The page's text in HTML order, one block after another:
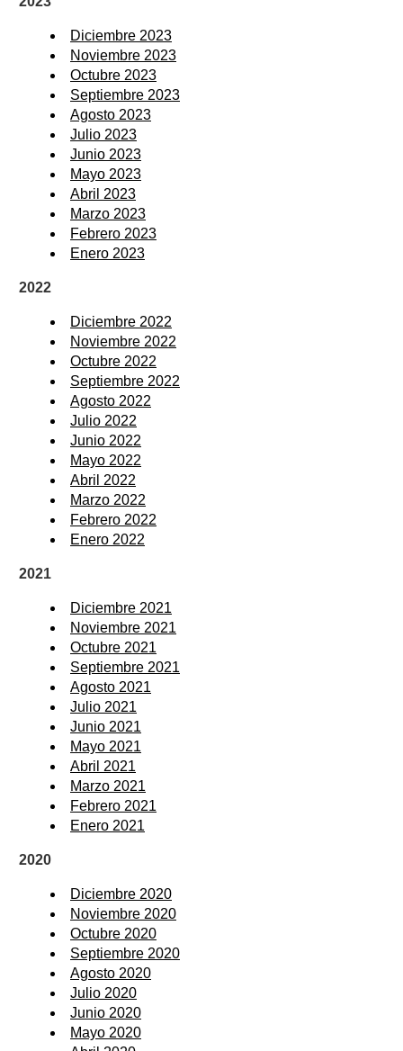
Diciembre 2023
Noviembre 2023
Octubre 2023
Septiembre 2023
Agosto 2023
Julio 2023
Junio 2023
Mayo 2023
Abril 2023
Marzo 2023
Febrero 2023
Enero 2023
2022
Diciembre 2022
Noviembre 2022
Octubre 2022
Septiembre 2022
Agosto 2022
Julio 2022
Junio 2022
Mayo 2022
Abril 2022
Marzo 2022
Febrero 2022
Enero 2022
2021
Diciembre 2021
Noviembre 2021
Octubre 2021
Septiembre 2021
Agosto 2021
Julio 2021
Junio 2021
Mayo 2021
Abril 2021
Marzo 2021
Febrero 2021
Enero 2021
2020
Diciembre 2020
Noviembre 2020
Octubre 2020
Septiembre 2020
Agosto 2020
Julio 2020
Junio 2020
Mayo 2020